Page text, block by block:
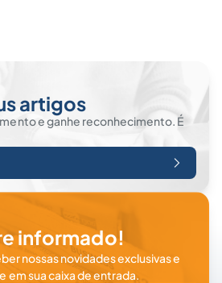
artigos
e ganhe reconhecimento. É
informado!
nossas novidades exclusivas e
sua caixa de entrada.